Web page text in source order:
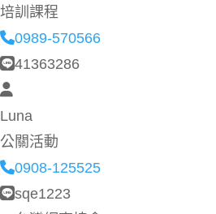
培訓課程
0989-570566
41363286
Luna
公關活動
0908-125525
sqe1223